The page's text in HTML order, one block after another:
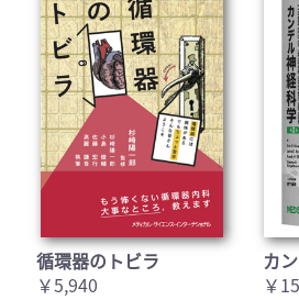
循環器のトビラ
￥5,940
カ
￥